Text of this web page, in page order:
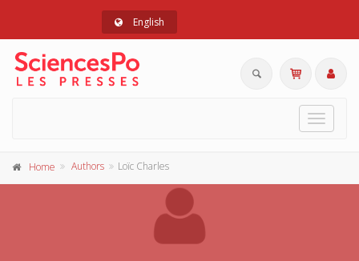
English
Toggle
Home Authors Loïc Charles